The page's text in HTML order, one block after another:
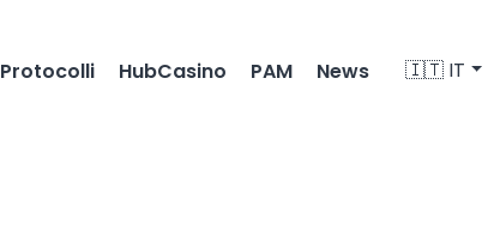
Protocolli HubCasino PAM News 🇮🇹 IT